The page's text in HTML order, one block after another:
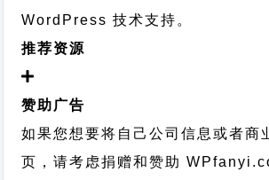
WordPress 技术支持 。
推荐资源
赞助广告
如果您想要将自己公司信息或者商
页，请考虑捐赠和赞助